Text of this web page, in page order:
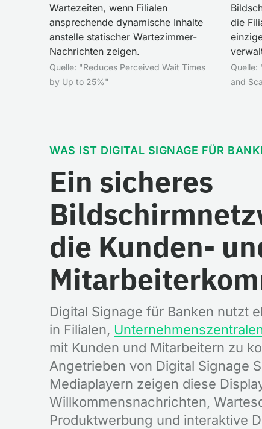
Wartezeiten, wenn Filialen
ansprechende dynamische Inhalte
anstelle statischer Wartezimmer-
Nachrichten zeigen.
Quelle: "Reduces Perceived Wait Times
by Up to 25%"
die
Quelle:
and
WAS IST DIGITAL SIGNAGE FÜR
Ein sicheres
die Kunden-
Digital Signage für Banken nutzt
in Filialen,
mit Kunden und Mitarbeitern zu
Angetrieben von Digital Signage
Mediaplayern zeigen diese
Willkommensnachrichten,
Produktwerbung und interaktive